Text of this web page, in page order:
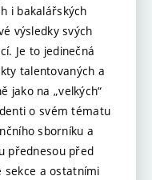
i bakalářských
výsledky svých
Je to jedinečná
talentovaných a
jako na „velkých“
o svém tématu
sborníku a
přednesou před
sekce a ostatními